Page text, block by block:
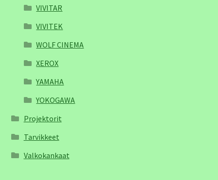
VIVITAR
VIVITEK
WOLF CINEMA
XEROX
YAMAHA
YOKOGAWA
Projektorit
Tarvikkeet
Valkokankaat